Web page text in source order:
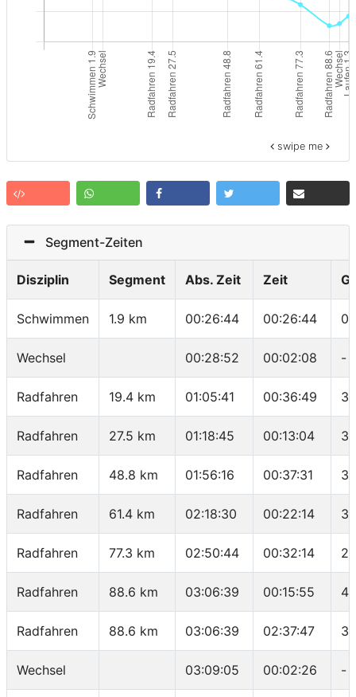
swipe me
Segment-Zeiten
Disziplin Segment Abs. Zeit Zeit
Schwimmen 1.9 km 00:26:44 00:26:44
Wechsel 00:28:52 00:02:08 -
Radfahren 19.4 km 01:05:41 00:36:49
Radfahren 27.5 km 01:18:45 00:13:04
Radfahren 48.8 km 01:56:16 00:37:31
Radfahren 61.4 km 02:18:30 00:22:14
Radfahren 77.3 km 02:50:44 00:32:14
Radfahren 88.6 km 03:06:39 00:15:55
Radfahren 88.6 km 03:06:39 02:37:47
Wechsel 03:09:05 00:02:26 -